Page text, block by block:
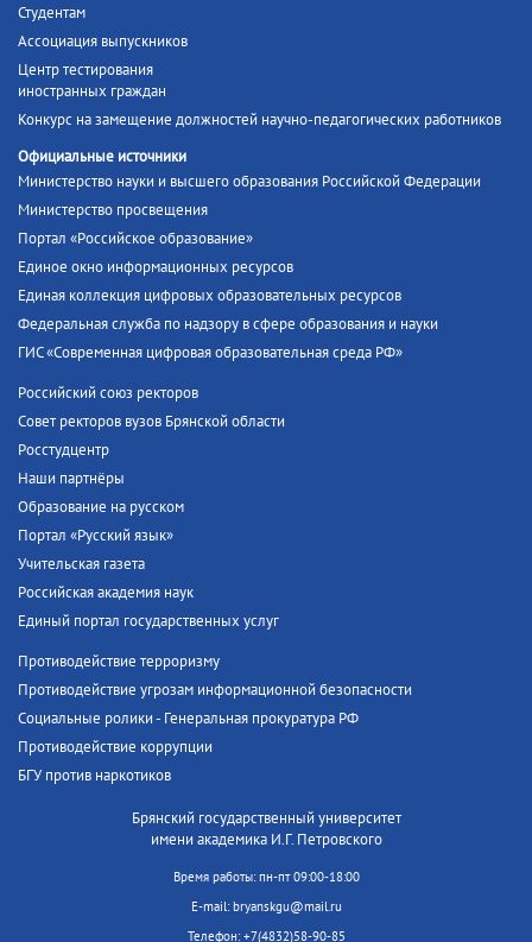
Студентам
Ассоциация выпускников
Центр тестирования
иностранных граждан
Конкурс на замещение должностей научно-педагогических работников
Официальные источники
Министерство науки и высшего образования Российской Федерации
Министерство просвещения
Портал «Российское образование»
Единое окно информационных ресурсов
Единая коллекция цифровых образовательных ресурсов
Федеральная служба по надзору в сфере образования и науки
ГИС «Современная цифровая образовательная среда РФ»
Российский союз ректоров
Совет ректоров вузов Брянской области
Росстудцентр
Наши партнёры
Образование на русском
Портал «Русский язык»
Учительская газета
Российская академия наук
Единый портал государственных услуг
Противодействие терроризму
Противодействие угрозам информационной безопасности
Социальные ролики - Генеральная прокуратура РФ
Противодействие коррупции
БГУ против наркотиков
Брянский государственный университет
имени академика И.Г. Петровского
Время работы: пн-пт 09:00-18:00
E-mail: bryanskgu@mail.ru
Телефон: +7(4832)58-90-85